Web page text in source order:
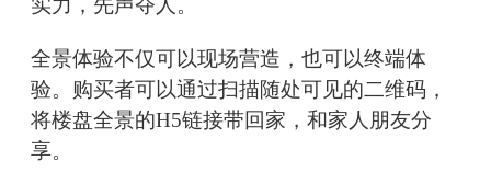
实力，先声夺人。
全景体验不仅可以现场营造，也可以终端体
验。购买者可以通过扫描随处可见的二维码，
将楼盘全景的H5链接带回家，和家人朋友分
享。